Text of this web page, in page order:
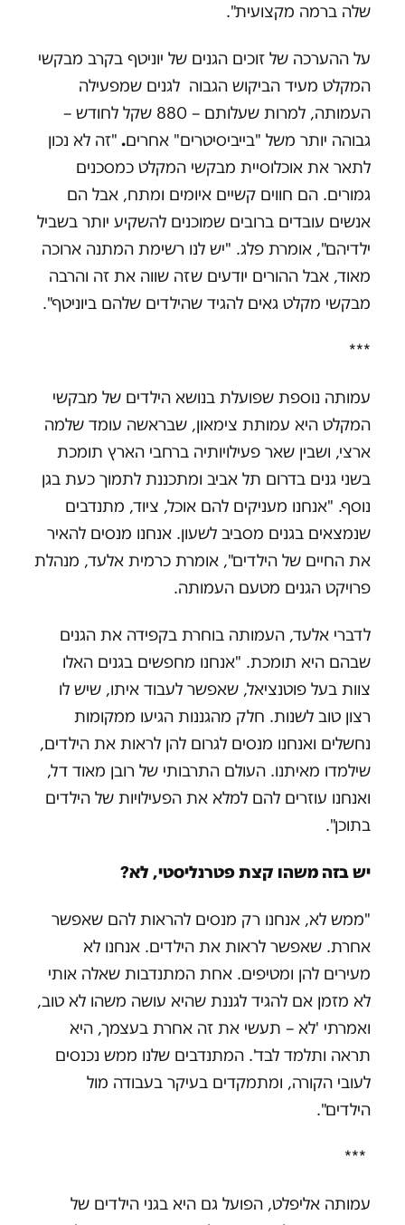
שלה ברמה מקצועית".
על ההערכה של זוכים הגנים של יוניטף בקרב מבקשי
המקלט מעיד הביקוש הגבוה לגנים שמפעילה
העמותה, למרות שעלותם – 880 שקל לחודש –
גבוהה יותר משל "בייביסיטרים" אחרים. "זה לא נכון
לתאר את אוכלוסיית מבקשי המקלט כמסכנים
גמורים. הם חווים קשיים איומים ומתח, אבל הם
אנשים עובדים ברובים שמוכנים להשקיע יותר בשביל
ילדיהם", אומרת פלג. "יש לנו רשימת המתנה ארוכה
מאוד, אבל ההורים יודעים שזה שווה את זה והרבה
מבקשי מקלט גאים להגיד שהילדים שלהם ביוניטף".
***
עמותה נוספת שפועלת בנושא הילדים של מבקשי
המקלט היא עמותת צימאון, שבראשה עומד שלמה
ארצי, ושבין שאר פעילויותיה ברחבי הארץ תומכת
בשני גנים בדרום תל אביב ומתכננת לתמוך כעת בגן
נוסף. "אנחנו מעניקים להם אוכל, ציוד, מתנדבים
שנמצאים בגנים מסביב לשעון. אנחנו מנסים להאיר
את החיים של הילדים", אומרת כרמית אלעד, מנהלת
פרויקט הגנים מטעם העמותה.
לדברי אלעד, העמותה בוחרת בקפידה את הגנים
שבהם היא תומכת. "אנחנו מחפשים בגנים האלו
צוות בעל פוטנציאל, שאפשר לעבוד איתו, שיש לו
רצון טוב לשנות. חלק מהגננות הגיעו ממקומות
נחשלים ואנחנו מנסים לגרום להן לראות את הילדים,
שילמדו מאיתנו. העולם התרבותי של רובן מאוד דל,
ואנחנו עוזרים להם למלא את הפעילויות של הילדים
בתוכן".
יש בזה משהו קצת פטרנליסטי, לא?
"ממש לא, אנחנו רק מנסים להראות להם שאפשר
אחרת. שאפשר לראות את הילדים. אנחנו לא
מעירים להן ומטיפים. אחת המתנדבות שאלה אותי
לא מזמן אם להגיד לגננת שהיא עושה משהו לא טוב,
ואמרתי 'לא – תעשי את זה אחרת בעצמך, היא
תראה ותלמד לבד'. המתנדבים שלנו ממש נכנסים
לעובי הקורה, ומתמקדים בעיקר בעבודה מול
הילדים".
***
עמותה אליפלט, הפועל גם היא בגני הילדים של